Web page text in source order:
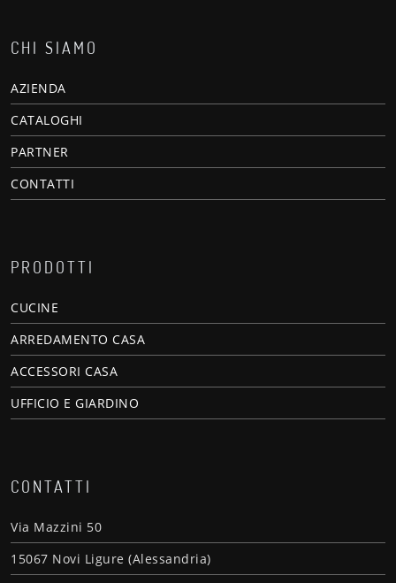
CHI SIAMO
AZIENDA
CATALOGHI
PARTNER
CONTATTI
PRODOTTI
CUCINE
ARREDAMENTO CASA
ACCESSORI CASA
UFFICIO E GIARDINO
CONTATTI
Via Mazzini 50
15067 Novi Ligure (Alessandria)